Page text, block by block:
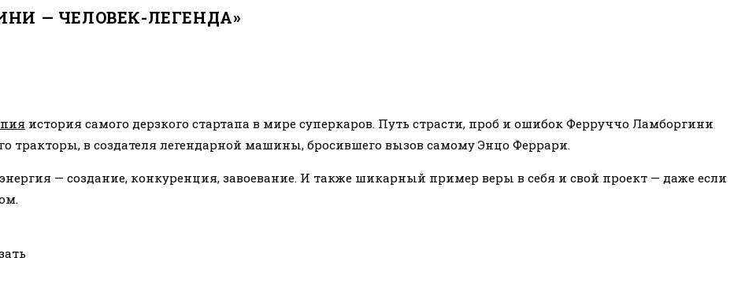
— ЧЕЛОВЕК-ЛЕГЕНДА»
история самого дерзкого стартапа в мире суперкаров. Путь страсти, проб и ошибок Ферруччо Ламборгини
тракторы, в создателя легендарной машины, бросившего вызов самому Энцо Феррари.
— создание, конкуренция, завоевание. И также шикарный пример веры в себя и свой проект — даже если